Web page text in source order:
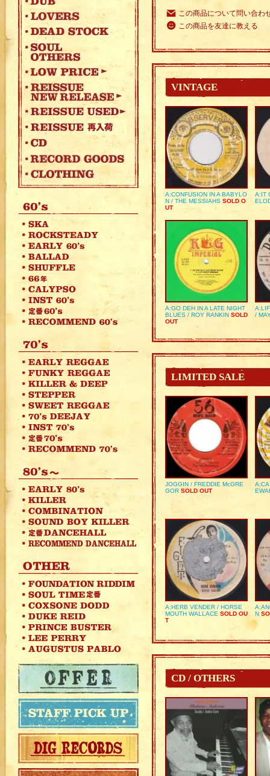
この商品について問い合わ
この商品を友達に教える
VINTAGE
A:CONFUSION IN A BABYLO
N / THE MESSIAHS SOLD O
UT
A:IT
A:GO DEH IN A LATE NIGHT
BLUES / ROY RANKIN SOLD
OUT
/
LIMITED SALE
JOGGIN / FREDDIE McGRE
GOR SOLD OUT
A:HERB VENDER / HORSE
MOUTH WALLACE SOLD OU
T
N
CD / OTHERS